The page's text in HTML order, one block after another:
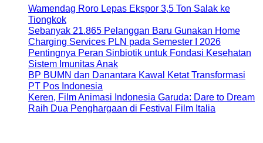
Wamendag Roro Lepas Ekspor 3,5 Ton Salak ke
Tiongkok
Sebanyak 21.865 Pelanggan Baru Gunakan Home
Charging Services PLN pada Semester I 2026
Pentingnya Peran Sinbiotik untuk Fondasi Kesehatan
Sistem Imunitas Anak
BP BUMN dan Danantara Kawal Ketat Transformasi
PT Pos Indonesia
Keren, Film Animasi Indonesia Garuda: Dare to Dream
Raih Dua Penghargaan di Festival Film Italia